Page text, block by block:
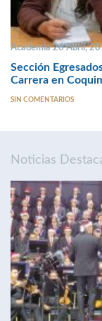
Academia 26 Abril,
Sección
Carrera en
SIN COMENTARIOS
Noticias